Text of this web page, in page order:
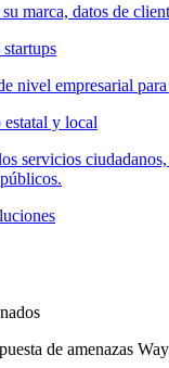
marca, datos de
nivel empresarial
y local
servicios
de amenazas